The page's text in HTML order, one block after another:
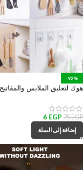
-92%
هوك لتعليق الملابس
75EGP
6 EGP
إضافة إلى السلة